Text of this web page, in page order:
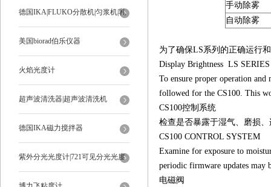
德国IKA|FLUKO分散机|匀浆机|乳
化机
美国biorad伯乐仪器
火焰光度计
超声波清洗器|超声波清洗机
德国IKA磁力搅拌器
紫外分光光度计|721可见分光光度
计
手动除雾
自动除雾
为了确保LS系列的正确运行
Display Brightness LS
To ensure proper operation
followed for the CS100. This
CS100控制系统
检查是否暴露于湿气、磨损
CS100 CONTROL SYSTEM
Examine for exposure to
periodic firmware updates may
电磁阀